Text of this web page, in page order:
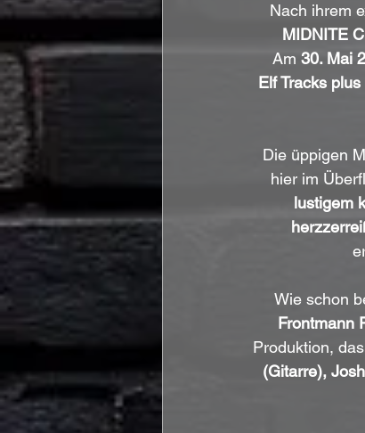
Nach ihrem
MIDNITE
Am 30. Mai
Elf Tracks
Die üppigen
hier im
lustigem
Wie schon
Frontmann
Produktion,
(Gitarre),